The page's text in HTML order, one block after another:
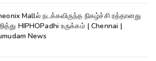
Mallல் நடக்கவிருந்த நிகழ்ச்சி ரத்தானது
HIPHOPadhi உருக்கம் | Chennai |
News